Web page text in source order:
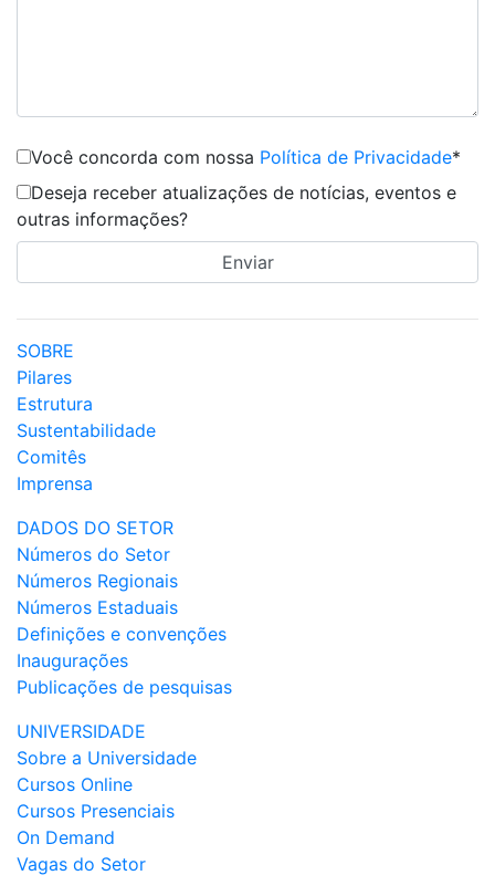
Você concorda com nossa Política de Privacidade*
Deseja receber atualizações de notícias, eventos e
outras informações?
SOBRE
Pilares
Estrutura
Sustentabilidade
Comitês
Imprensa
DADOS DO SETOR
Números do Setor
Números Regionais
Números Estaduais
Definições e convenções
Inaugurações
Publicações de pesquisas
UNIVERSIDADE
Sobre a Universidade
Cursos Online
Cursos Presenciais
On Demand
Vagas do Setor